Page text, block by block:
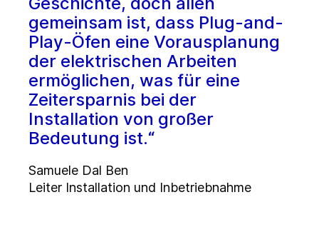
gemeinsam ist, dass Plug-and-
Play-Öfen eine Vorausplanung
der elektrischen Arbeiten
ermöglichen, was für eine
Zeitersparnis bei der
Installation von großer
Bedeutung ist.“
Samuele Dal Ben
Leiter Installation und Inbetriebnahme